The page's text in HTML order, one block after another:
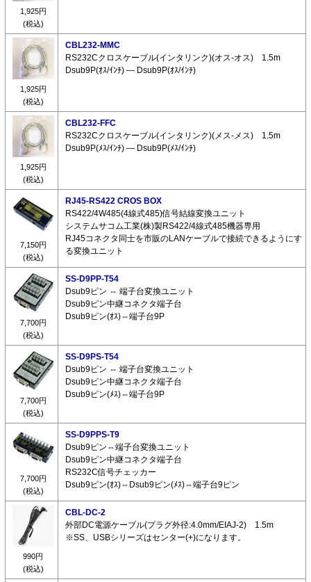
1,925円
(税込)
1,925円
(税込)
CBL232-MMC
RS232Cクロスケーブル(インタリンク)(オス-オス) 1.5m
Dsub9P(ｵｽ/ｲﾝﾁ) ― Dsub9P(ｵｽ/ｲﾝﾁ)
1,925円
(税込)
CBL232-FFC
RS232Cクロスケーブル(インタリンク)(メス-メス) 1.5m
Dsub9P(ﾒｽ/ｲﾝﾁ) ― Dsub9P(ﾒｽ/ｲﾝﾁ)
7,150円
(税込)
RJ45-RS422 CROS BOX
RS422/4W485(4線式485)信号結線変換ユニット
システムサコム工業(株)製RS422/4線式485機器専用
RJ45コネクタ同士を市販のLANケーブルで接続できるようにす
る変換ユニット
7,700円
(税込)
SS-D9PP-T54
Dsub9ピン ⇔ 端子台変換ユニット
Dsub9ピン中継コネクタ端子台
Dsub9ピン(ｵｽ)⇔端子台9P
7,700円
(税込)
SS-D9PS-T54
Dsub9ピン ⇔ 端子台変換ユニット
Dsub9ピン中継コネクタ端子台
Dsub9ピン(ﾒｽ)⇔端子台9P
7,700円
(税込)
SS-D9PPS-T9
Dsub9ピン⇔端子台変換ユニット
Dsub9ピン中継コネクタ端子台
RS232C信号チェッカー
Dsub9ピン(ｵｽ)⇔Dsub9ピン(ﾒｽ)⇔端子台9ピン
990円
(税込)
CBL-DC-2
外部DC電源ケーブル(プラグ外径:4.0mm/EIAJ-2) 1.5m
※SS、USBシリーズはセンター(+)になります。